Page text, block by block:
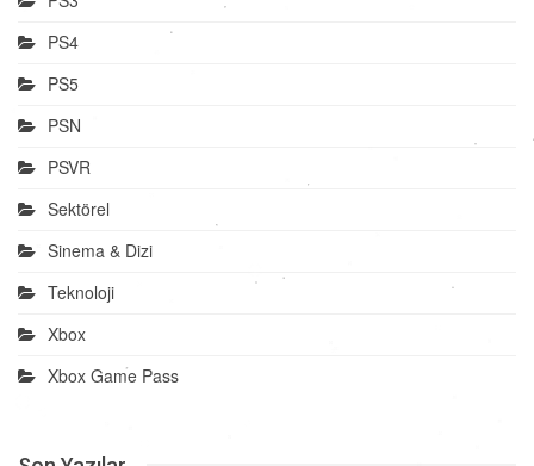
PS4
PS5
PSN
PSVR
Sektörel
Sinema & Dizi
Teknoloji
Xbox
Xbox Game Pass